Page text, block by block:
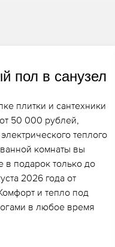
пол в санузел
плитки и сантехники
50 000 рублей,
теплого
комнаты вы
в подарок только до
2026 года от
и тепло под
в любое время